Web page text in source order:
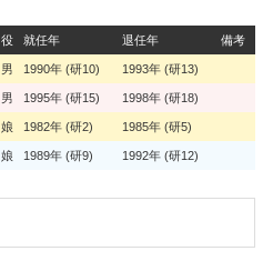
役 就任年 退任年 備考
男 1990年 (研10) 1993年 (研13)
男 1995年 (研15) 1998年 (研18)
娘 1982年 (研2) 1985年 (研5)
娘 1989年 (研9) 1992年 (研12)